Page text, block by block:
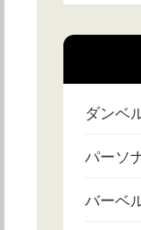
ダンベ
パーソ
バーベ